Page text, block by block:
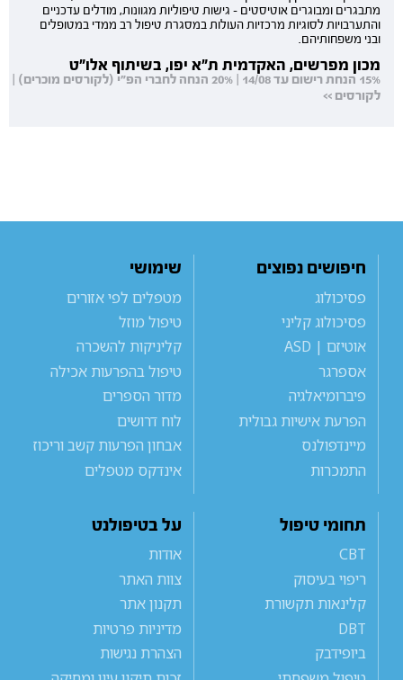
מתבגרים ומבוגרים אוטיסטים - גישות טיפוליות מגוונות, מודלים עדכניים
והתערבויות לסוגיות מרכזיות העולות במסגרת טיפול רב ממדי במטופלים
ובני משפחותיהם.
מכון מפרשים, האקדמית ת"א יפו, בשיתוף אלו"ט
15% הנחת רישום עד 14/08 | 20% הנחה לחברי הפ"י (לקורסים מוכרים) |
לקורסים >>
חיפושים נפוצים
פסיכולוג
פסיכולוג קליני
אוטיזם | ASD
אספרגר
פיברומיאלגיה
הפרעת אישיות גבולית
מיינדפולנס
התמכרות
שימושי
מטפלים לפי אזורים
טיפול מוזל
קליניקות להשכרה
טיפול בהפרעות אכילה
מדור הספרים
לוח דרושים
אבחון הפרעות קשב וריכוז
אינדקס מטפלים
תחומי טיפול
CBT
ריפוי בעיסוק
קלינאות תקשורת
DBT
ביופידבק
על בטיפולנט
אודות
צוות האתר
תקנון אתר
מדיניות פרטיות
הצהרת נגישות